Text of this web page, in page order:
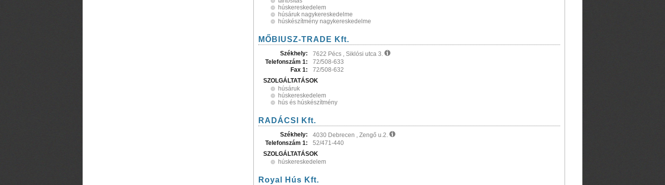
húskereskedelem
húsáruk nagykereskedelme
húskészítmény nagykereskedelme
MŐBIUSZ-TRADE Kft.
Székhely:
7622 Pécs , Siklósi utca 3.
Telefonszám 1:
72/508-633
Fax 1:
72/508-632
SZOLGÁLTATÁSOK
húsáruk
húskereskedelem
hús és húskészítmény
RADÁCSI Kft.
Székhely:
4030 Debrecen , Zengő u.2.
Telefonszám 1:
52/471-440
SZOLGÁLTATÁSOK
húskereskedelem
Royal Hús Kft.